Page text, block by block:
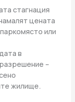
стагнация
цената
или
в
–
жилище.